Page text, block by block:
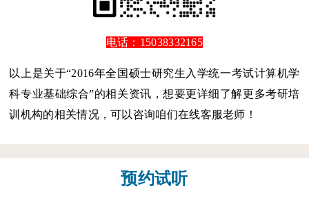
电话：15038332165
以上是关于“2016年全国硕士研究生入学统一考试计算机学
科专业基础综合”的相关资讯，想要更详细了解更多考研培
训机构的相关情况，可以咨询咱们在线客服老师！
预约试听